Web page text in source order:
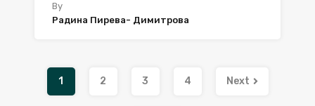
By
Радина Пирева- Димитрова
1 2 3 4 Next